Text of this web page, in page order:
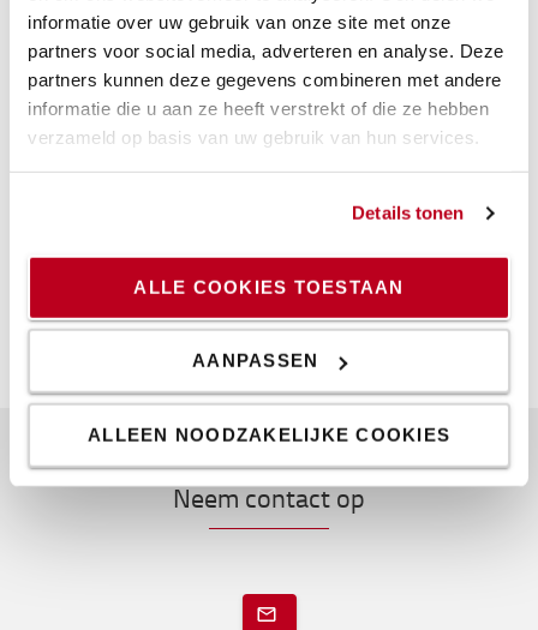
informatie over uw gebruik van onze site met onze
partners voor social media, adverteren en analyse. Deze
partners kunnen deze gegevens combineren met andere
informatie die u aan ze heeft verstrekt of die ze hebben
verzameld op basis van uw gebruik van hun services.
Details tonen
ALLE COOKIES TOESTAAN
AANPASSEN
ALLEEN NOODZAKELIJKE COOKIES
Skipper Bolder tape ontvanger en Adapter met XS-
eenheid
Gele eenheid met zwart en geel tape
19,4 cm
Lengte:14,2cm
Neem contact op